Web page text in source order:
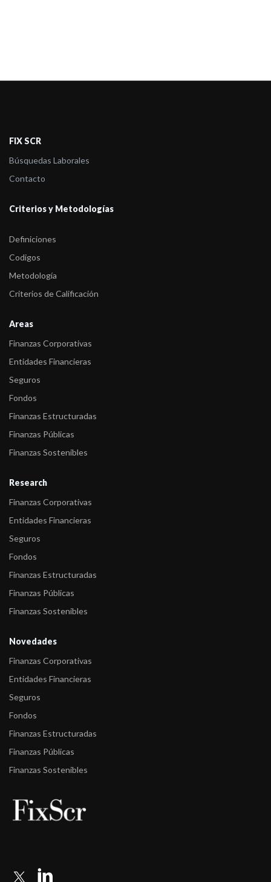
FIX SCR
Búsquedas Laborales
Contacto
Criterios y Metodologías
Definiciones
Codigos
Metodología
Criterios de Calificación
Areas
Finanzas Corporativas
Entidades Financieras
Seguros
Fondos
Finanzas Estructuradas
Finanzas Públicas
Finanzas Sostenibles
Research
Finanzas Corporativas
Entidades Financieras
Seguros
Fondos
Finanzas Estructuradas
Finanzas Públicas
Finanzas Sostenibles
Novedades
Finanzas Corporativas
Entidades Financieras
Seguros
Fondos
Finanzas Estructuradas
Finanzas Públicas
Finanzas Sostenibles